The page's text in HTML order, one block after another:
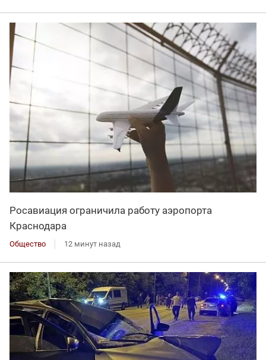
Росавиация ограничила работу аэропорта
Краснодара
Общество 12 минут назад